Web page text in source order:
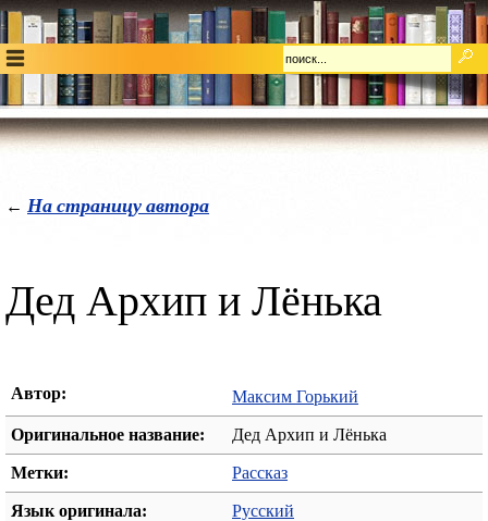
← На страницу автора
Дед Архип и Лёнька
Автор: Максим Горький
Оригинальное название: Дед Архип и Лёнька
Метки: Рассказ
Язык оригинала: Русский